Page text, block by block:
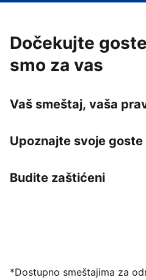
Dočekujte
smo za vas
Vaš smeštaj, vaša
Upoznajte svoje goste
Budite zaštićeni
Registrujte svoj objekat
*Dostupno smeštajima za